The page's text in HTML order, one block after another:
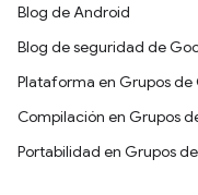
Blog de Android
Blog de seguridad de
Plataforma en Grupos de
Compilación en Grupos
Portabilidad en Grupos